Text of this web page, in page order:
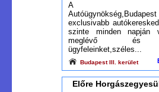
A
exclusivabb
szinte minden napján
meglévő és
ügyfeleinket,széles...
Budapest III. kerület
Előre